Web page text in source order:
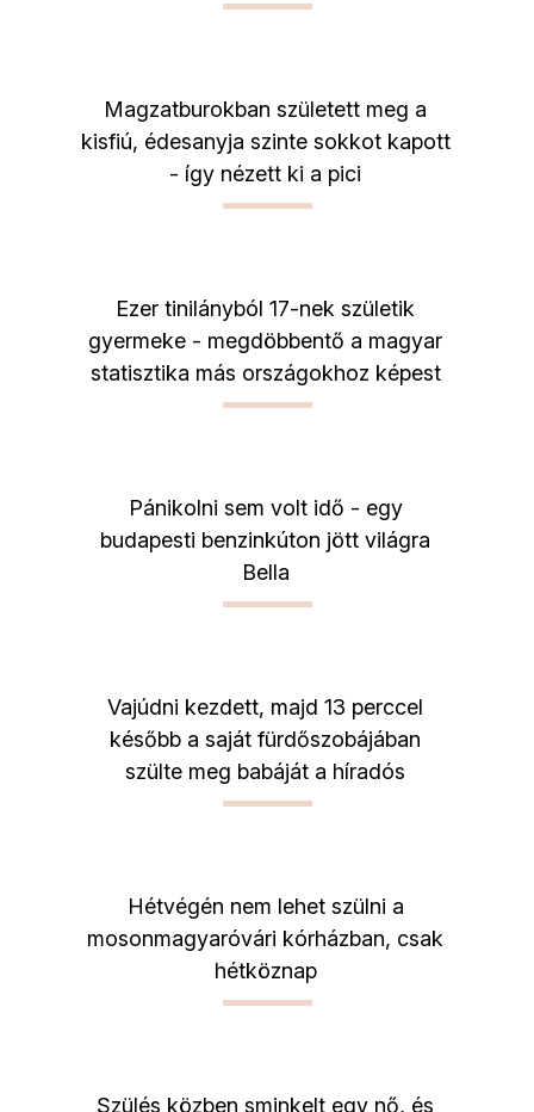
Magzatburokban született meg a
kisfiú, édesanyja szinte sokkot kapott
- így nézett ki a pici
Ezer tinilányból 17-nek születik
gyermeke - megdöbbentő a magyar
statisztika más országokhoz képest
Pánikolni sem volt idő - egy
budapesti benzinkúton jött világra
Bella
Vajúdni kezdett, majd 13 perccel
később a saját fürdőszobájában
szülte meg babáját a híradós
Hétvégén nem lehet szülni a
mosonmagyaróvári kórházban, csak
hétköznap
Szülés közben sminkelt egy nő, és